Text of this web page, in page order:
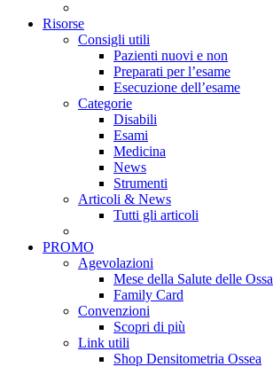
Risorse
Consigli utili
Pazienti nuovi e non
Preparati per l’esame
Esecuzione dell’esame
Categorie
Disabili
Esami
Medicina
News
Strumenti
Articoli & News
Tutti gli articoli
PROMO
Agevolazioni
Mese della Salute delle Ossa
Family Card
Convenzioni
Scopri di più
Link utili
Shop Densitometria Ossea